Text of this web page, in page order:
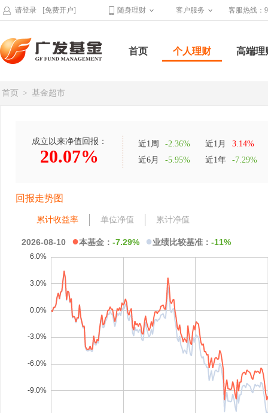
请登录 [免费开户] 随身理财 客户服务 客服热线：
首页 个人理财 高端理
首页 > 基金超市
成立以来净值回报：
20.07%
近1周 -2.36% 近1月
3.14%
近6月
-5.95% 近1年 -7.29%
回报走势图
累计收益率 单位净值 累计净值
2026-08-10 ●本基金： -7.29% ●业绩比较基准： -11%